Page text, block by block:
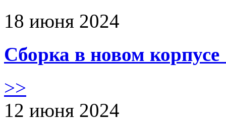
18 июня 2024
Сборка в новом
>>
12 июня 2024